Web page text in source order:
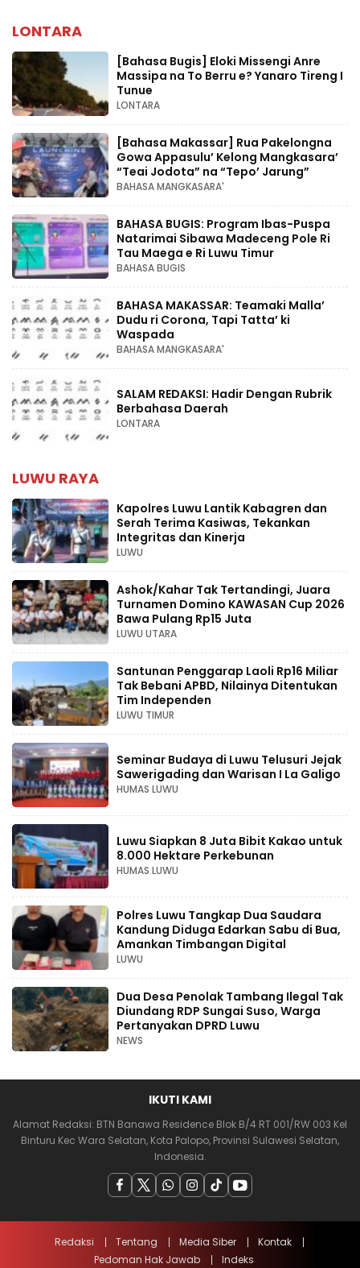
LONTARA
[Bahasa Bugis] ‎Eloki Missengi Anre
Massipa na To Berru e? Yanaro Tireng I
Tunue
LONTARA
[Bahasa Makassar] Rua Pakelongna
Gowa Appasulu’ Kelong Mangkasara’
“Teai Jodota” na “Tepo’ Jarung”
BAHASA MANGKASARA'
BAHASA BUGIS: Program Ibas-Puspa
Natarimai Sibawa Madeceng Pole Ri
Tau Maega e Ri Luwu Timur
BAHASA BUGIS
BAHASA MAKASSAR: Teamaki Malla’
Dudu ri Corona, Tapi Tatta’ ki
Waspada
BAHASA MANGKASARA'
SALAM REDAKSI: Hadir Dengan Rubrik
Berbahasa Daerah
LONTARA
LUWU RAYA
Kapolres Luwu Lantik Kabagren dan
Serah Terima Kasiwas, Tekankan
Integritas dan Kinerja
LUWU
Ashok/Kahar Tak Tertandingi, Juara
Turnamen Domino KAWASAN Cup 2026
Bawa Pulang Rp15 Juta
LUWU UTARA
Santunan Penggarap Laoli Rp16 Miliar
Tak Bebani APBD, Nilainya Ditentukan
Tim Independen
LUWU TIMUR
Seminar Budaya di Luwu Telusuri Jejak
Sawerigading dan Warisan I La Galigo
HUMAS LUWU
Luwu Siapkan 8 Juta Bibit Kakao untuk
8.000 Hektare Perkebunan
HUMAS LUWU
Polres Luwu Tangkap Dua Saudara
Kandung Diduga Edarkan Sabu di Bua,
Amankan Timbangan Digital
LUWU
Dua Desa Penolak Tambang Ilegal Tak
Diundang RDP Sungai Suso, Warga
Pertanyakan DPRD Luwu
NEWS
IKUTI KAMI
Alamat Redaksi: BTN Banawa Residence Blok B/4 RT 001/RW 003 Kel
Binturu Kec Wara Selatan, Kota Palopo, Provinsi Sulawesi Selatan,
Indonesia.
Redaksi Tentang Media Siber
Kontak
Pedoman Hak Jawab
Indeks